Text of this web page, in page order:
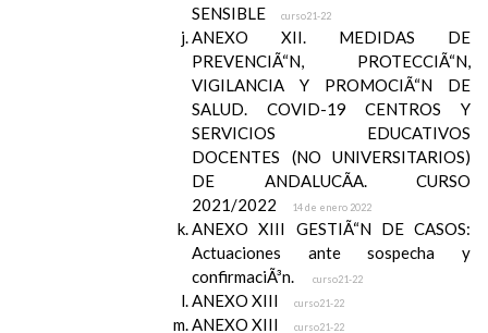
SENSIBLE
curso21-22
ANEXO XII. MEDIDAS DE
PREVENCIÃ“N, PROTECCIÃ“N,
VIGILANCIA Y PROMOCIÃ“N DE
SALUD. COVID-19 CENTROS Y
SERVICIOS EDUCATIVOS
DOCENTES (NO UNIVERSITARIOS)
DE ANDALUCÃA. CURSO
2021/2022
14 de enero 2022
ANEXO XIII GESTIÃ“N DE CASOS:
Actuaciones ante sospecha y
confirmaciÃ³n.
curso21-22
ANEXO XIII curso21-22
ANEXO XIII curso21-22